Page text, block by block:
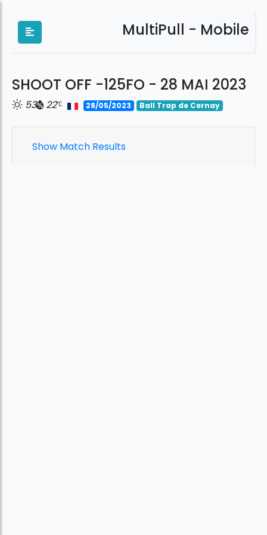
MultiPull - Mobile
SHOOT OFF -125FO - 28 MAI 2023
53 22 28/05/2023 Ball Trap de Cernay
Show Match Results